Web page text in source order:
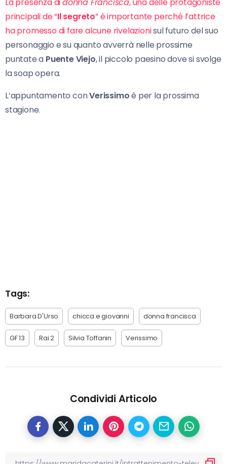
principali de “Il segreto” è importante perché l’attrice
ha promesso di fare alcune rivelazionisul futuro del suo
personaggio e su quanto avverrà nelle prossime
puntate a Puente Viejo, il piccolo paesino dove si svolge
la soap opera.
L’appuntamento conVerissimoè per la prossima
stagione.
Tags:
Barbara D'Urso chicca e giovanni donna francisca
GF 13 Rai 2 Silvia Toffanin Verissimo
Condividi Articolo